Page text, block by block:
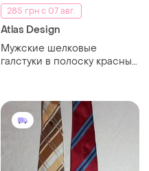
285 грн с 07 авг.
Atlas Design
Мужские шелковые
галстуки в полоску красный